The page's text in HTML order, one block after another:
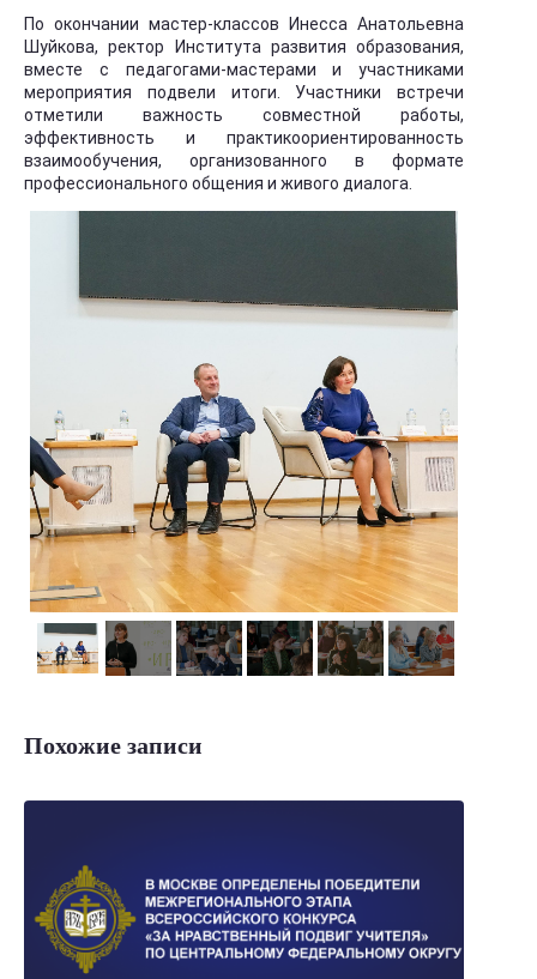
По окончании мастер-классов Инесса Анатольевна
Шуйкова, ректор Института развития образования,
вместе с педагогами-мастерами и участниками
мероприятия подвели итоги. Участники встречи
отметили важность совместной работы,
эффективность и практикоориентированность
взаимообучения, организованного в формате
профессионального общения и живого диалога.
Похожие записи